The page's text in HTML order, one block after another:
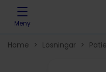
Skip to content
Meny
Home > Lösningar >